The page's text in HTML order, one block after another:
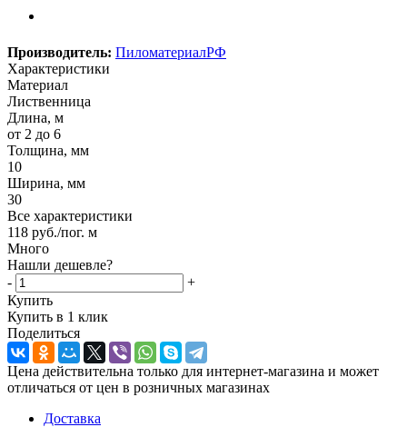
Производитель: ПиломатериалРФ
Характеристики
Материал
Лиственница
Длина, м
от 2 до 6
Толщина, мм
10
Ширина, мм
30
Все характеристики
118 руб./пог. м
Много
Нашли дешевле?
-
+
Купить
Купить в 1 клик
Поделиться
Цена действительна только для интернет-магазина и может
отличаться от цен в розничных магазинах
Доставка